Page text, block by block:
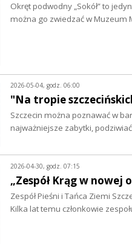
Okręt podwodny „Sokół” to
można go zwiedzać w Muzeum
2026-05-04, godz. 06:00
"Na tropie
Szczecin można poznawać w
najważniejsze zabytki,
2026-04-30, godz. 07:15
„Zespół Krąg w nowej
Zespół Pieśni i Tańca Ziemi
Kilka lat temu członkowie